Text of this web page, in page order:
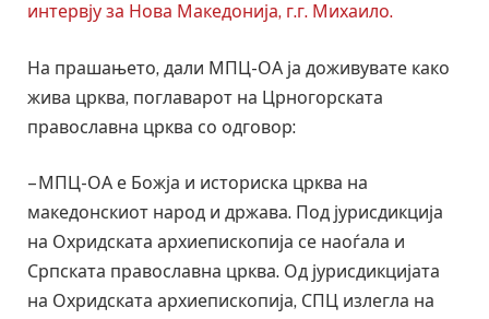
интервју за Нова Македонија, г.г. Михаило.
На прашањето, дали МПЦ-ОА ја доживувате како
жива црква, поглаварот на Црногорската
православна црква со одговор:
– МПЦ-ОА е Божја и историска црква на
македонскиот народ и држава. Под јурисдикција
на Охридската архиепископија се наоѓала и
Српската православна црква. Од јурисдикцијата
на Охридската архиепископија, СПЦ излегла на